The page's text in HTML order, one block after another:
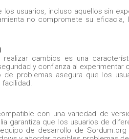
usuarios, incluso aquellos sin
no compromete su
cambios es una
y confianza al
problemas asegura que los
con una variedad de
garantiza que los usuarios de
de desarrollo de